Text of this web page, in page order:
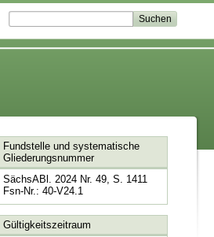
Fundstelle und systematische
Gliederungsnummer
SächsABl. 2024 Nr. 49, S. 1411
Fsn-Nr.: 40-V24.1
Gültigkeitszeitraum